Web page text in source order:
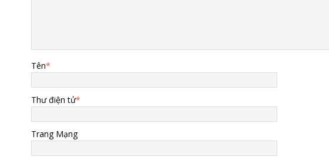
Tên*
Thư điện tử*
Trang Mạng